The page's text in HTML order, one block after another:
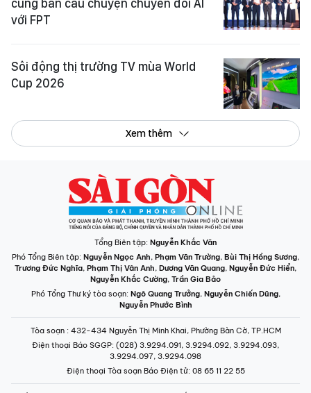
cùng bàn câu chuyện chuyển đổi AI
với FPT
Sôi động thị trường TV mùa World
Cup 2026
Xem thêm
Tổng Biên tập: Nguyễn Khắc Văn
Phó Tổng Biên tập: Nguyễn Ngọc Anh, Phạm Văn Trường, Bùi Thị Hồng Sương,
Trương Đức Nghĩa, Phạm Thị Vân Anh, Dương Văn Quang, Nguyễn Đức Hiển,
Nguyễn Khắc Cường, Trần Gia Bảo
Phó Tổng Thư ký tòa soạn: Ngô Quang Trưởng, Nguyễn Chiến Dũng,
Nguyễn Phước Bình
Tòa soạn : 432-434 Nguyễn Thị Minh Khai, Phường Bàn Cờ, TP.HCM
Điện thoại Báo SGGP: (028) 3.9294.091, 3.9294.092, 3.9294.093,
3.9294.097, 3.9294.098
Điện thoại Tòa soạn Báo Điện tử: 08 65 11 22 55